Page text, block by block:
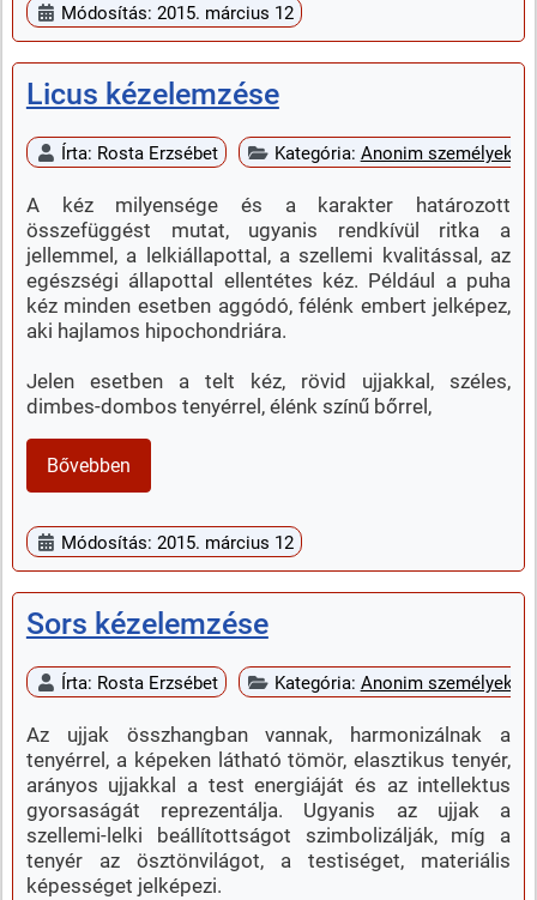
Módosítás: 2015. március 12
Licus kézelemzése
Írta: Rosta Erzsébet Kategória: Anonim személyek
A kéz milyensége és a karakter határozott
összefüggést mutat, ugyanis rendkívül ritka a
jellemmel, a lelkiállapottal, a szellemi kvalitással, az
egészségi állapottal ellentétes kéz. Például a puha
kéz minden esetben aggódó, félénk embert jelképez,
aki hajlamos hipochondriára.
Jelen esetben a telt kéz, rövid ujjakkal, széles,
dimbes-dombos tenyérrel, élénk színű bőrrel,
Bővebben
Módosítás: 2015. március 12
Sors kézelemzése
Írta: Rosta Erzsébet Kategória: Anonim személyek
Az ujjak összhangban vannak, harmonizálnak a
tenyérrel, a képeken látható tömör, elasztikus tenyér,
arányos ujjakkal a test energiáját és az intellektus
gyorsaságát reprezentálja. Ugyanis az ujjak a
szellemi-lelki beállítottságot szimbolizálják, míg a
tenyér az ösztönvilágot, a testiséget, materiális
képességet jelképezi.